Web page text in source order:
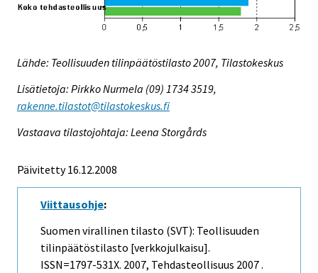
Lähde: Teollisuuden tilinpäätöstilasto 2007, Tilastokeskus
Lisätietoja: Pirkko Nurmela (09) 1734 3519,
rakenne.tilastot@tilastokeskus.fi
Vastaava tilastojohtaja: Leena Storgårds
Päivitetty 16.12.2008
Viittausohje:
Suomen virallinen tilasto (SVT): Teollisuuden
tilinpäätöstilasto [verkkojulkaisu].
ISSN=1797-531X. 2007, Tehdasteollisuus 2007 .